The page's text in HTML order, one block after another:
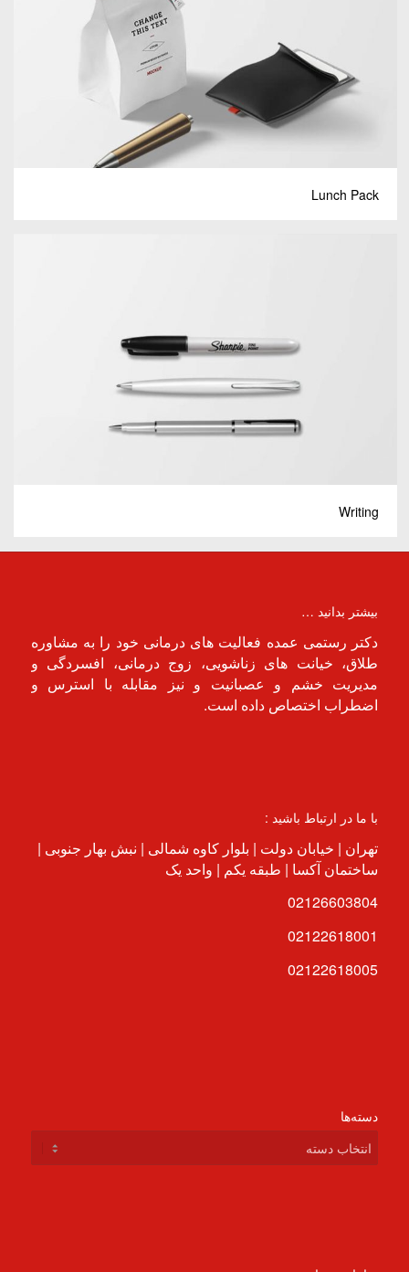
Lunch Pack
Writing
بیشتر بدانید …
دکتر رستمی عمده فعالیت های درمانی خود را به مشاوره
طلاق، خیانت های زناشویی، زوج درمانی، افسردگی و
مدیریت خشم و عصبانیت و نیز مقابله با استرس و
اضطراب اختصاص داده است.
با ما در ارتباط باشید :
تهران | خیابان دولت | بلوار کاوه شمالی | نبش بهار جنوبی |
ساختمان آکسا | طبقه یکم | واحد یک
02126603804
02122618001
02122618005
دسته‌ها
دسته‌ها